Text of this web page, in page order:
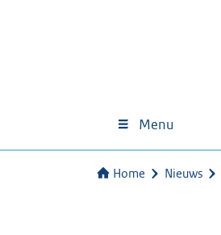
Menu
Home Nieuws